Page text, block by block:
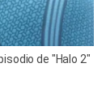
de "Halo 2"